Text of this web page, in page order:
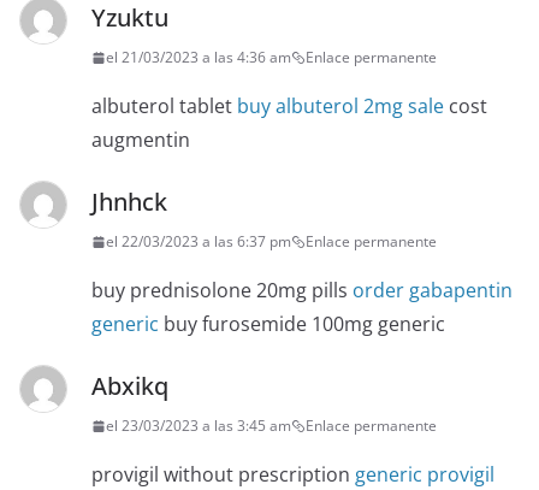
Yzuktu
el 21/03/2023 a las 4:36 am Enlace permanente
albuterol tablet buy albuterol 2mg sale cost
augmentin
Jhnhck
el 22/03/2023 a las 6:37 pm Enlace permanente
buy prednisolone 20mg pills order gabapentin
generic buy furosemide 100mg generic
Abxikq
el 23/03/2023 a las 3:45 am Enlace permanente
provigil without prescription generic provigil